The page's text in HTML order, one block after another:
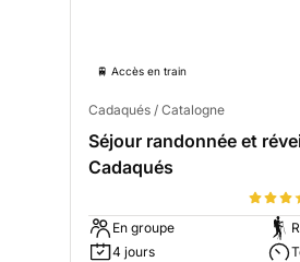
🚆 Accès en train
Cadaqués / Catalogne
Séjour randonnée et
Cadaqués
En groupe
4 jours